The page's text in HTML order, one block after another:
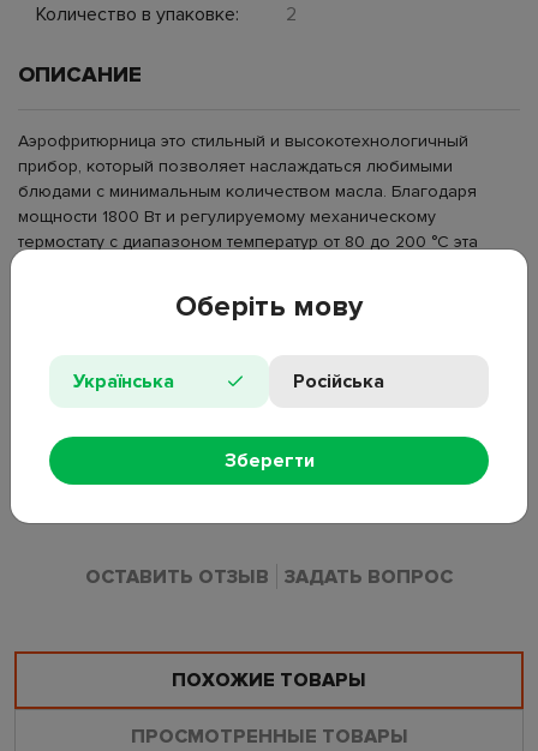
Количество в упаковке:
2
ОПИСАНИЕ
Аэрофритюрница это стильный и высокотехнологичный
прибор, который позволяет наслаждаться любимыми
блюдами с минимальным количеством масла. Благодаря
мощности 1800 Вт и регулируемому механическому
термостату с диапазоном температур от 80 до 200 °C эта
приготовление. Объем 7 литров делает ее идеальной для
больших порций, что удобно для всей семьи. Также
помогая сэкономить пространство на кухне. Съемные части
можно мыть в посудомоечной машине. Есть
пластик и нержавеющая сталь. Время приготовления: 0-
60мин. Материал нагревательного элемента: нержавеющая
ОСТАВИТЬ ОТЗЫВ ЗАДАТЬ ВОПРОС
ПОХОЖИЕ ТОВАРЫ
ПРОСМОТРЕННЫЕ ТОВАРЫ
Оберіть мову
Українська Російська
Зберегти